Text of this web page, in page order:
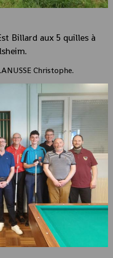
Billard aux 5 quilles à
Christophe.